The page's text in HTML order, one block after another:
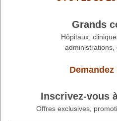
Grands
Hôpitaux,
administrations,
Inscrivez-vous
Offres exclusives,